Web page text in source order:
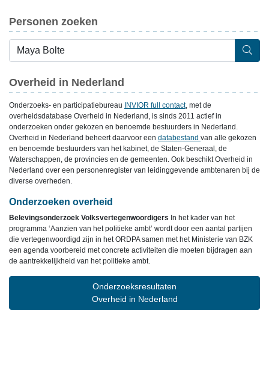
Personen zoeken
Overheid in Nederland
Onderzoeks- en participatiebureau INVIOR full contact, met de
overheidsdatabase Overheid in Nederland, is sinds 2011 actief in
onderzoeken onder gekozen en benoemde bestuurders in Nederland.
Overheid in Nederland beheert daarvoor een databestand van alle gekozen
en benoemde bestuurders van het kabinet, de Staten-Generaal, de
Waterschappen, de provincies en de gemeenten. Ook beschikt Overheid in
Nederland over een personenregister van leidinggevende ambtenaren bij de
diverse overheden.
Onderzoeken overheid
Belevingsonderzoek Volksvertegenwoordigers In het kader van het
programma ‘Aanzien van het politieke ambt’ wordt door een aantal partijen
die vertegenwoordigd zijn in het ORDPA samen met het Ministerie van BZK
een agenda voorbereid met concrete activiteiten die moeten bijdragen aan
de aantrekkelijkheid van het politieke ambt.
Onderzoeksresultaten
Overheid in Nederland